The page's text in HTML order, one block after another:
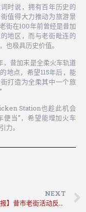
时说，拥有百年历史的
值得大力推动为旅游景
街在100年前曾经是昔加
地区，而与老街毗连的
也极具历史价值。
，昔加末是全柔火车轨道
地点，希望115年后，能
打造为全柔其中一个旅
Station也趁此机会
便当”，希望能增加火车
力。
NEXT
【星洲日报】昔市老街活动反应佳 为旅游业打首剂强心针